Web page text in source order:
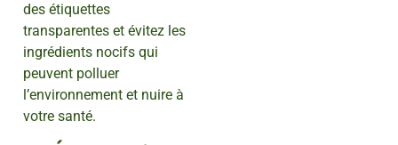
des étiquettes
transparentes et évitez les
ingrédients nocifs qui
peuvent polluer
l’environnement et nuire à
votre santé.